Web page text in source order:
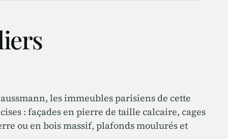
les immeubles parisiens de cette
: façades en pierre de taille calcaire, cages
ou en bois massif, plafonds moulurés et